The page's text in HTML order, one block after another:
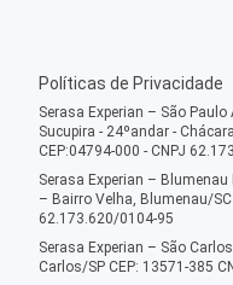
Políticas de Privacidade
Serasa Experian – São
Sucupira - 24ºandar -
CEP:04794-000 - CNPJ
Serasa Experian –
– Bairro Velha, Blumenau/SC
62.173.620/0104-95
Serasa Experian – São
Carlos/SP CEP: 13571-385